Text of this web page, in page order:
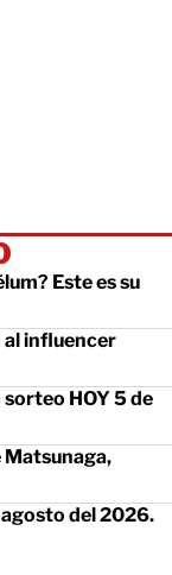
Este es su
al influencer
HOY 5 de
Matsunaga,
agosto del 2026.